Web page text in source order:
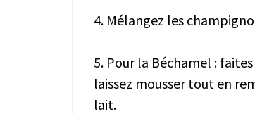
4. Mélangez les
5. Pour la Béchamel :
laissez mousser tout en
lait.